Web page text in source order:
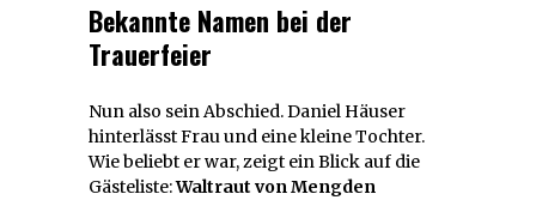
Bekannte Namen bei der
Trauerfeier
Nun also sein Abschied. Daniel Häuser
hinterlässt Frau und eine kleine Tochter.
Wie beliebt er war, zeigt ein Blick auf die
Gästeliste:Waltraut von Mengden